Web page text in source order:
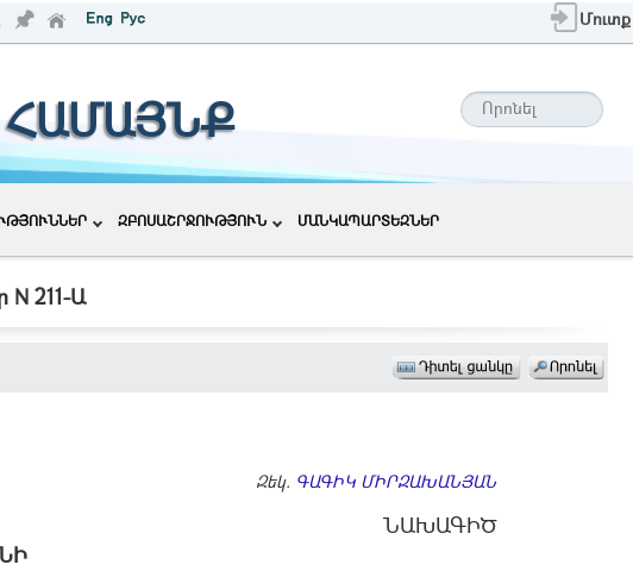
Մուտք
ԶԲՈՍԱՇՐՋՈՒԹՅՈՒՆ ՄԱՆԿԱՊԱՐՏԵԶՆԵՐ
211-Ա
Զեկ. ԳԱԳԻԿ ՄԻՐԶԱԽԱՆՅԱՆ
ՆԱԽԱԳԻԾ